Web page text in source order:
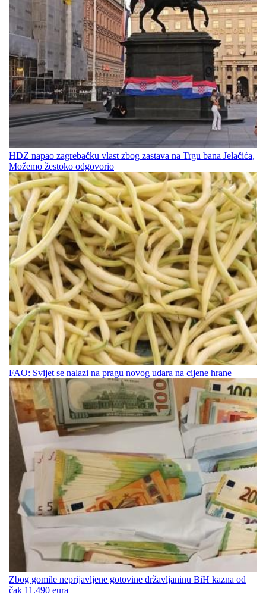
HDZ napao zagrebačku vlast zbog zastava na Trgu bana Jelačića,
Možemo žestoko odgovorio
FAO: Svijet se nalazi na pragu novog udara na cijene hrane
Zbog gomile neprijavljene gotovine državljaninu BiH kazna od
čak 11.490 eura